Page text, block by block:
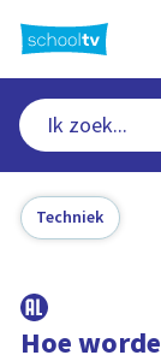
naar
hoofdinhoud
Techniek
Hoe